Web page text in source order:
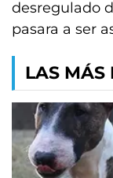
desregulado
pasara a ser
LAS MÁS